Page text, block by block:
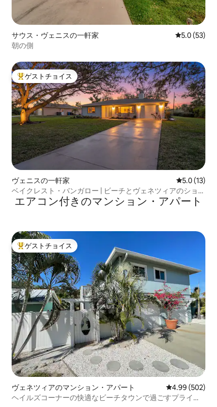
サウス・ヴェニスの一軒家 レビュー53
5.0 (53)
朝の側
大好評のゲストチョイスです。
ゲストチョイス
ヴェニスの一軒家 レビュー13
5.0 (13)
ベイクレスト・バンガロー | ビーチとヴェネツィアのショッ
プまで徒歩
エアコン付きのマンション・アパート
大好評のゲストチョイスです。
ゲストチョイス
ヴェネツィアのマンション・アパート レビュー502
4.99 (502)
ヘイルズコーナーの快適なビーチタウンで過ごすプライベ